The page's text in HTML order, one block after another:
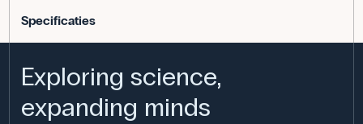
Specificaties
Exploring science,
expanding minds